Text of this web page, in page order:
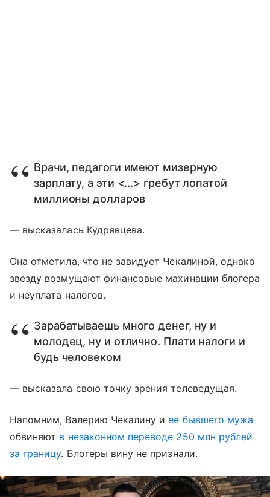
Врачи, педагоги имеют мизерную
зарплату, а эти <...> гребут лопатой
миллионы долларов
— высказалась Кудрявцева.
Она отметила, что не завидует Чекалиной, однако
звезду возмущают финансовые махинации блогера
и неуплата налогов.
Зарабатываешь много денег, ну и
молодец, ну и отлично. Плати налоги и
будь человеком
— высказала свою точку зрения телеведущая.
Напомним, Валерию Чекалину иее бывшего мужа
обвиняют в незаконном переводе 250 млн рублей
за границу. Блогеры вину не признали.